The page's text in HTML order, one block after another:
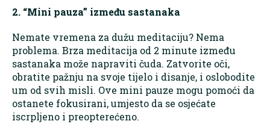
2. “Mini pauza” između sastanaka
Nemate vremena za dužu meditaciju? Nema
problema. Brza meditacija od 2 minute između
sastanaka može napraviti čuda. Zatvorite oči,
obratite pažnju na svoje tijelo i disanje, i oslobodite
um od svih misli. Ove mini pauze mogu pomoći da
ostanete fokusirani, umjesto da se osjećate
iscrpljeno i preopterećeno.